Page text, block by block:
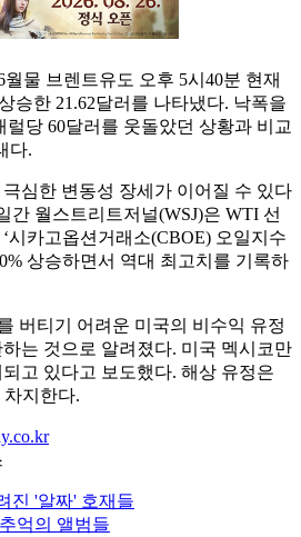
물 브렌트유도 오후 5시40분 현재
승한 21.62달러를 나타냈다. 낙폭을
럴당 60달러를 웃돌았던 상황과 비교
다.
심한 변동성 장세가 이어질 수 있다
간 월스트리트저널(WSJ)은 WTI 선
시카고옵션거래소(CBOE) 오일지수
상승하면서 역대 최고치를 기록하
버티기 어려운 미국의 비수익 유정
는 것으로 알려졌다. 미국 멕시코만
고 있다고 보도했다. 해상 유정은
차지한다.
진 '알짜' 호재들
억의 앨범들